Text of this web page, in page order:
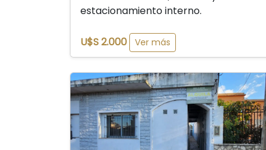
estacionamiento interno.
U$S 2.000 Ver más